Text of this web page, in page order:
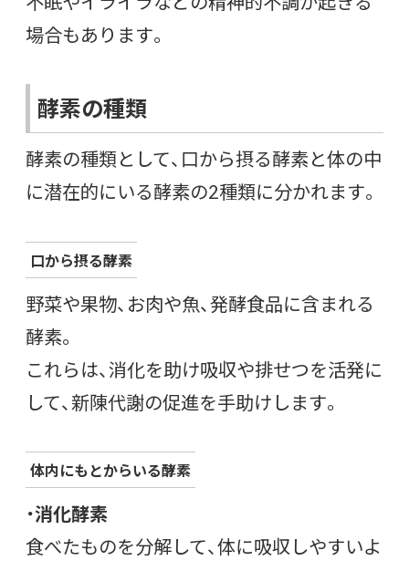
場合もあります。
酵素の種類
酵素の種類として、口から摂る酵素と体の中
に潜在的にいる酵素の2種類に分かれます。
口から摂る酵素
野菜や果物、お肉や魚、発酵食品に含まれる
酵素。
これらは、消化を助け吸収や排せつを活発に
して、新陳代謝の促進を手助けします。
体内にもとからいる酵素
・消化酵素
食べたものを分解して、体に吸収しやすいよ